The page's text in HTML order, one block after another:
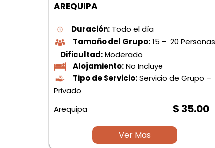
AREQUIPA
Duración: Todo el día
Tamaño del Grupo:15 – 20 Personas
Dificultad:Moderado
Alojamiento:No Incluye
Tipo de Servicio:Servicio de Grupo –
Privado
Arequipa
$ 35.00
Ver Mas